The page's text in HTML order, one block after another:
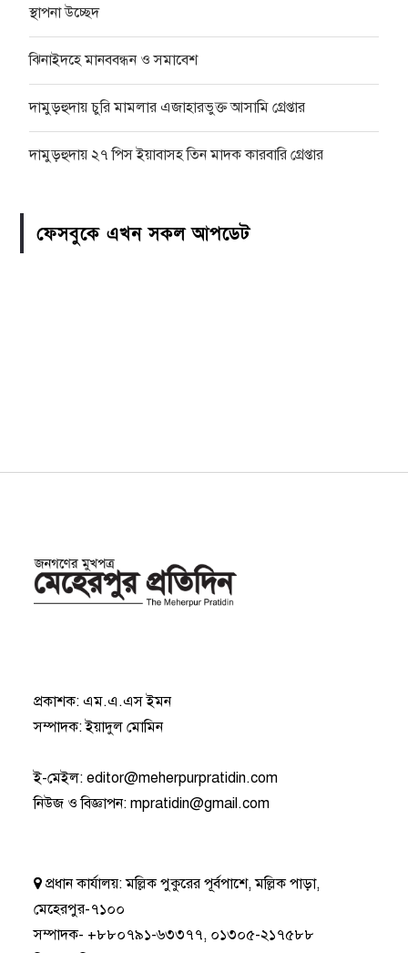
স্থাপনা উচ্ছেদ
ঝিনাইদহে মানববন্ধন ও সমাবেশ
দামুড়হুদায় চুরি মামলার এজাহারভুক্ত আসামি গ্রেপ্তার
দামুড়হুদায় ২৭ পিস ইয়াবাসহ তিন মাদক কারবারি গ্রেপ্তার
ফেসবুকে এখন সকল আপডেট
প্রকাশক: এম.এ.এস ইমন
সম্পাদক: ইয়াদুল মোমিন
ই-মেইল:editor@meherpurpratidin.com
নিউজ ও বিজ্ঞাপন:mpratidin@gmail.com
প্রধান কার্যালয়:মল্লিক পুকুরের পূর্বপাশে, মল্লিক পাড়া,
মেহেরপুর-৭১০০
সম্পাদক- +৮৮০৭৯১-৬৩৩৭৭, ০১৩০৫-২১৭৫৮৮